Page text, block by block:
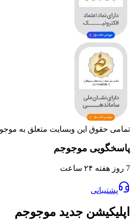
تمامی حقوق این وبسایت متعلق به
پاسخگویی موجوجم
7 روز هفته ۲۴ ساعت
پشتیبانی
اپلیکیشن جدید موجوجم